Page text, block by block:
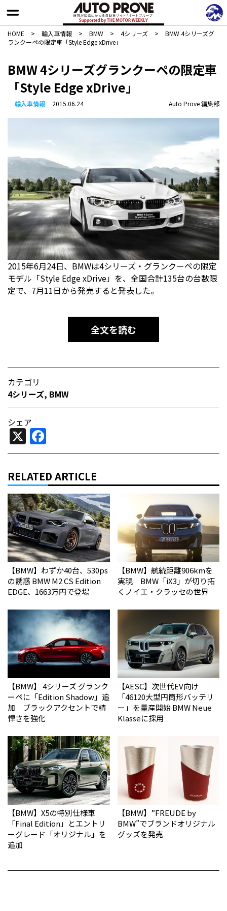
HOME > 輸入車情報 > BMW > 4シリーズ >
BMW 4シリーズグ
ランクーペの限定車「Style Edge xDrive」
BMW 4シリーズグランクーペの限定車
「Style Edge xDrive」
輸入車情報 2015.06.24 Auto Prove 編集部
2015年6月24日、BMWは4シリーズ・グランクーペの限定
モデル「Style Edge xDrive」を、全国合計135台の台数限
定で、7月11日から発売すると発表した。
全文を読む
カテゴリ
4シリーズ, BMW
シェア
X
RELATED ARTICLE
【BMW】わずか40台、530ps
の誘惑 BMW M2 CS Edition
EDGE、1663万円で登場
【BMW】航続距離906kmを
実現 BMW「iX3」が切り拓
くノイエ・クラッセの世界
【BMW】 4シリーズ グランク
ーペに「Edition Shadow」追
加 ブラックアクセントで精
悍さを強化
【AESC】次世代EV向け
「46120大型円筒形バッテリ
ー」を量産開始 BMW Neue
Klasseに採用
【BMW】X5の特別仕様車
「Final Edition」とエントリ
ーグレード「オリジナル」を
追加
【BMW】”FREUDE by
BMW”でブランドオリジナル
グッズを発売